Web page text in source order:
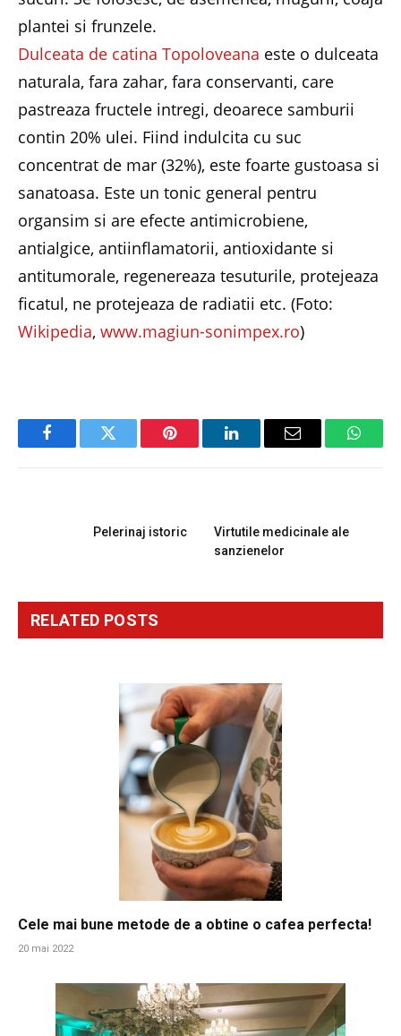
plantei si frunzele.
Dulceata de catina Topoloveana este o dulceata
naturala, fara zahar, fara conservanti, care
pastreaza fructele intregi, deoarece samburii
contin 20% ulei. Fiind indulcita cu suc
concentrat de mar (32%), este foarte gustoasa si
sanatoasa. Este un tonic general pentru
organsim si are efecte antimicrobiene,
antialgice, antiinflamatorii, antioxidante si
antitumorale, regenereaza tesuturile, protejeaza
ficatul, ne protejeaza de radiatii etc. (Foto:
Wikipedia, www.magiun-sonimpex.ro)
FacebookTwitter Pinterest LinkedInEmail
Pelerinaj istoric
Virtutile medicinale ale
sanzienelor
RELATED POSTS
Cele mai bune metode de a obtine o cafea perfecta!
20 mai 2022